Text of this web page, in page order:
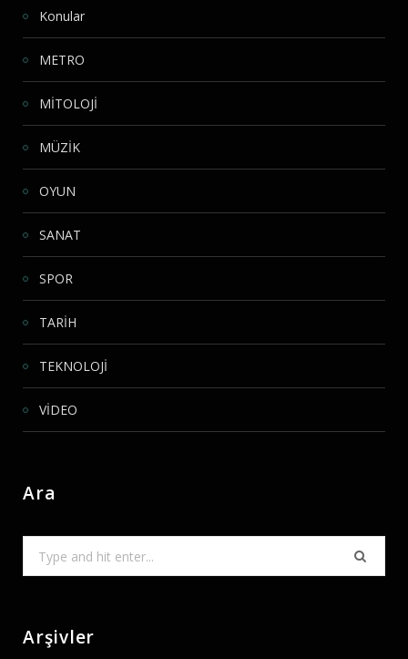
Konular
METRO
MİTOLOJİ
MÜZİK
OYUN
SANAT
SPOR
TARİH
TEKNOLOJİ
VİDEO
Ara
Arşivler